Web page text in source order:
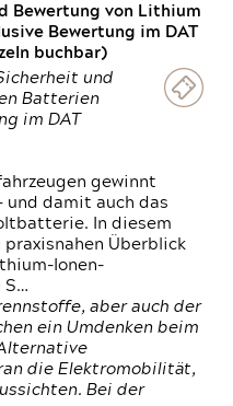
Bewertung von Lithium
Bewertung im DAT
buchbar)
und
Batterien
im DAT
gewinnt
und damit auch das
In diesem
Überblick
Ionen-
S…
aber auch der
ein Umdenken beim
die Elektromobilität,
Bei der